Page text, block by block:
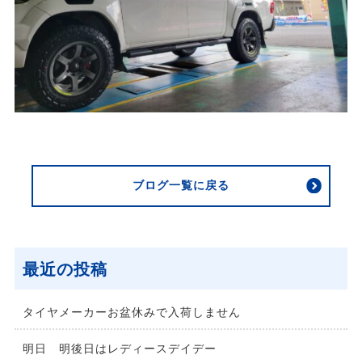
ブログ一覧に戻る
最近の投稿
タイヤメーカーお盆休みで入荷しません
明日 明後日はレディースデイデー